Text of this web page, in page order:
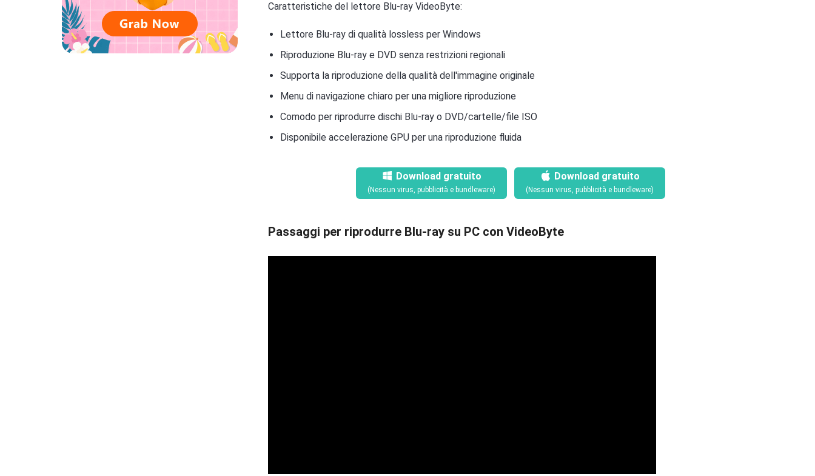
Caratteristiche del lettore Blu-ray VideoByte:
Lettore Blu-ray di qualità lossless per Windows
Riproduzione Blu-ray e DVD senza restrizioni regionali
Supporta la riproduzione della qualità dell'immagine originale
Menu di navigazione chiaro per una migliore riproduzione
Comodo per riprodurre dischi Blu-ray o DVD/cartelle/file ISO
Disponibile accelerazione GPU per una riproduzione fluida
Download gratuito
(Nessun virus, pubblicità e bundleware)
Download gratuito
(Nessun virus, pubblicità e bundleware)
Passaggi per riprodurre Blu-ray su PC con VideoByte